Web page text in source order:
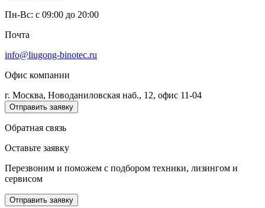
Пн-Вс: c 09:00 до 20:00
Почта
info@liugong-binotec.ru
Офис компании
г. Москва, Новоданиловская наб., 12, офис 11-04
Отправить заявку
Обратная связь
Оставьте заявку
Перезвоним и поможем с подбором техники, лизингом и
сервисом
Отправить заявку